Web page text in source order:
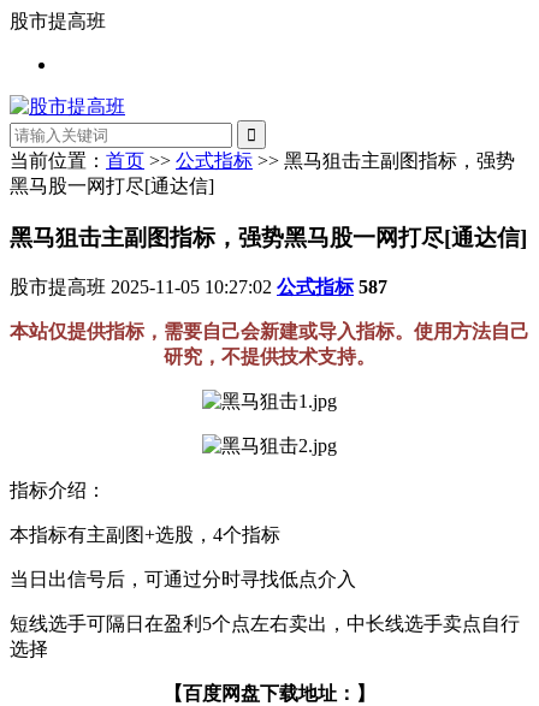
股市提高班
当前位置： 首页 >> 公式指标 >> 黑马狙击主副图指标，强势
黑马股一网打尽[通达信]
黑马狙击主副图指标，强势黑马股一网打尽[通达信]
股市提高班 2025-11-05 10:27:02 公式指标 587
本站仅提供指标，需要自己会新建或导入指标。使用方法自己
研究，不提供技术支持。
指标介绍：
本指标有主副图+选股，4个指标
当日出信号后，可通过分时寻找低点介入
短线选手可隔日在盈利5个点左右卖出，中长线选手卖点自行
选择
【百度网盘下载地址：】